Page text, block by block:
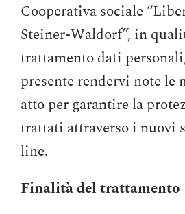
Cooperativa sociale
Steiner-Waldorf”, in
trattamento dati
presente rendervi note le
atto per garantire la
trattati attraverso i nuovi
line.
Finalità del trattamento